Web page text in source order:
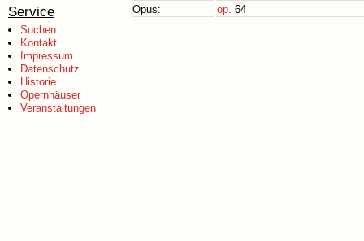
Service
Suchen
Kontakt
Impressum
Datenschutz
Historie
Opernhäuser
Veranstaltungen
Opus:
op. 64